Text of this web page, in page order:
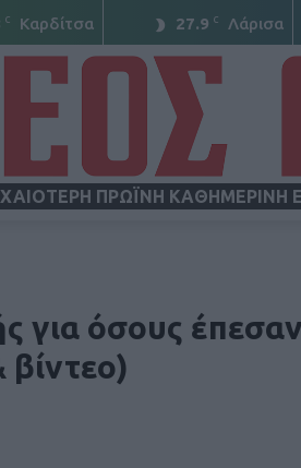
C Καρδίτσα 27.9 C Λάρισα
ΠΡΩΪΝΗ ΚΑΘΗΜΕΡΙΝΗ
για όσους